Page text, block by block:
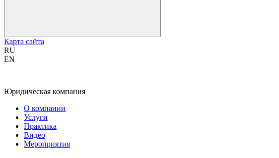
Карта сайта
RU
EN
Юридическая компания
О компании
Услуги
Практика
Видео
Мероприятия